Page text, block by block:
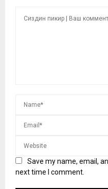
Save my name, email,
next time I comment.